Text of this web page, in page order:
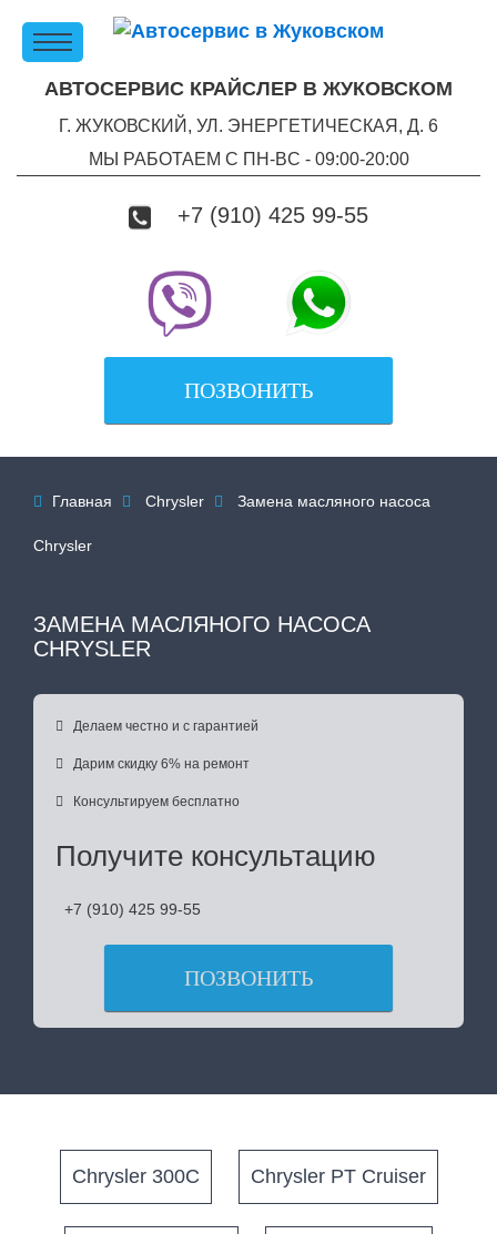
АВТОСЕРВИС КРАЙСЛЕР В ЖУКОВСКОМ
Г. ЖУКОВСКИЙ, УЛ. ЭНЕРГЕТИЧЕСКАЯ, Д. 6
МЫ РАБОТАЕМ С ПН-ВC - 09:00-20:00
+7 (910) 425 99-55
ПОЗВОНИТЬ
 Главная  Chrysler  Замена масляного насоса
Chrysler
ЗАМЕНА МАСЛЯНОГО НАСОСА
CHRYSLER
 Делаем честно и с гарантией
 Дарим скидку 6% на ремонт
 Консультируем бесплатно
Получите консультацию
+7 (910) 425 99-55
ПОЗВОНИТЬ
Chrysler 300C Chrysler PT Cruiser